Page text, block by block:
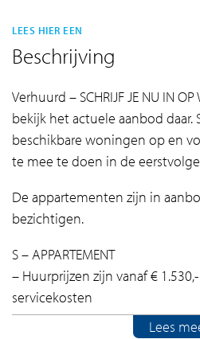
LEES HIER EEN
Beschrijving
Verhuurd – SCHRIJF JE NU IN
bekijk het actuele aanbod daar.
beschikbare woningen op en
te mee te doen in de
De appartementen zijn in
bezichtigen.
S – APPARTEMENT
– Huurprijzen zijn vanaf €
servicekosten
– Tussen 43.6m2 en 71.6m2
Lees